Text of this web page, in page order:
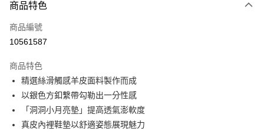
信用卡一次付款
信用卡分期付款
合作金庫商業銀行
華南商業銀行
上海商業儲蓄銀行
國泰世華商業銀行
兆豐國際商業銀行
臺灣中小企業銀行
台中商業銀行
6 期 0 利率 每期
華南商業銀行
上海商業儲蓄銀行
台北富邦商業銀行
國泰世華商業銀行
兆豐國際商業銀行
12 期 0 利率 每期NT$125
合作金庫商業銀行
第一商業銀行
上海商業儲蓄銀行
台北富邦商業銀行
LINE Pay
Apple Pay
商品特色
商品編號
10561587
商品特色
精選絲滑觸感羊皮面料製作而成
以銀色方釦繫帶勾勒出一分性感
「洞洞小月亮墊」提高透氣澎軟度
真皮內裡鞋墊以舒適姿態展現魅力